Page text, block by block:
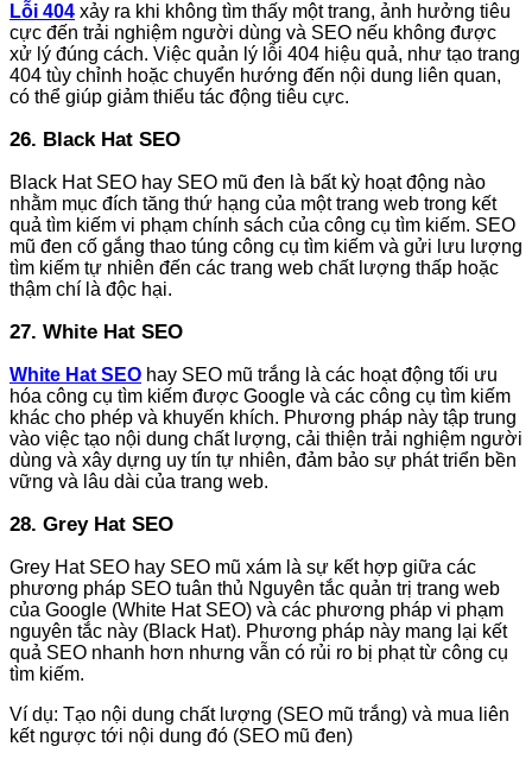
Lỗi 404 xảy ra khi không tìm thấy một trang, ảnh hưởng tiêu
cực đến trải nghiệm người dùng và SEO nếu không được
xử lý đúng cách. Việc quản lý lỗi 404 hiệu quả, như tạo trang
404 tùy chỉnh hoặc chuyển hướng đến nội dung liên quan,
có thể giúp giảm thiểu tác động tiêu cực.
26. Black Hat SEO
Black Hat SEO hay SEO mũ đen là bất kỳ hoạt động nào
nhằm mục đích tăng thứ hạng của một trang web trong kết
quả tìm kiếm vi phạm chính sách của công cụ tìm kiếm. SEO
mũ đen cố gắng thao túng công cụ tìm kiếm và gửi lưu lượng
tìm kiếm tự nhiên đến các trang web chất lượng thấp hoặc
thậm chí là độc hại.
27. White Hat SEO
White Hat SEO hay SEO mũ trắng là các hoạt động tối ưu
hóa công cụ tìm kiếm được Google và các công cụ tìm kiếm
khác cho phép và khuyến khích. Phương pháp này tập trung
vào việc tạo nội dung chất lượng, cải thiện trải nghiệm người
dùng và xây dựng uy tín tự nhiên, đảm bảo sự phát triển bền
vững và lâu dài của trang web.
28. Grey Hat SEO
Grey Hat SEO hay SEO mũ xám là sự kết hợp giữa các
phương pháp SEO tuân thủ Nguyên tắc quản trị trang web
của Google (White Hat SEO) và các phương pháp vi phạm
nguyên tắc này (Black Hat). Phương pháp này mang lại kết
quả SEO nhanh hơn nhưng vẫn có rủi ro bị phạt từ công cụ
tìm kiếm.
Ví dụ: Tạo nội dung chất lượng (SEO mũ trắng) và mua liên
kết ngược tới nội dung đó (SEO mũ đen)